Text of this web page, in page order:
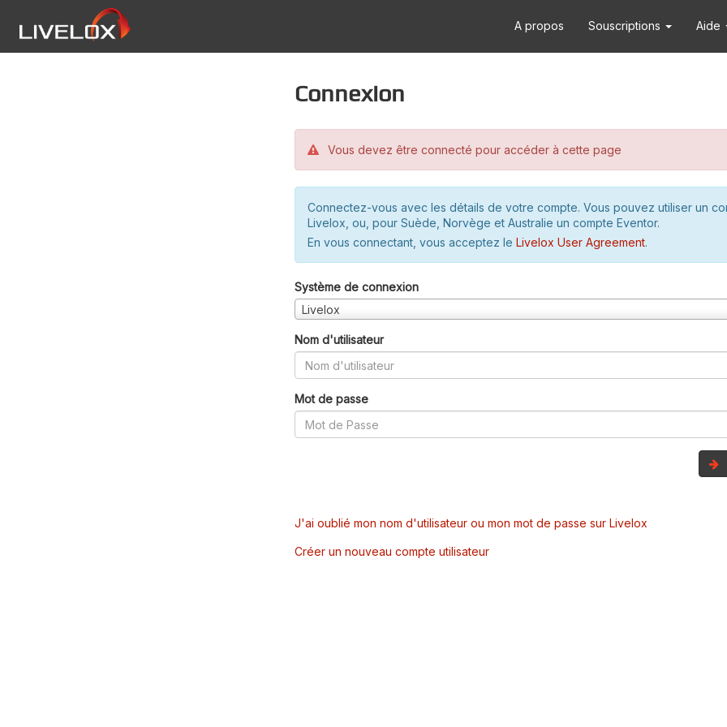
A propos Souscriptions Aide
Connexion
Vous devez être connecté pour accéder à cette page
Connectez-vous avec les détails de votre compte. Vous pouvez utiliser un
Livelox, ou, pour Suède, Norvège et Australie un compte Eventor.
En vous connectant, vous acceptez le Livelox User Agreement.
Système de connexion
Livelox
Nom d'utilisateur
Mot de passe
J'ai oublié mon nom d'utilisateur ou mon mot de passe sur Livelox
Créer un nouveau compte utilisateur